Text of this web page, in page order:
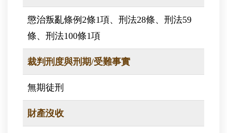
懲治叛亂條例2條1項、刑法28條、刑法59
條、刑法100條1項
裁判刑度與刑期/受難事實
無期徒刑
財產沒收